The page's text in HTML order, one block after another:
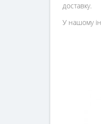
доставку.
У нашому